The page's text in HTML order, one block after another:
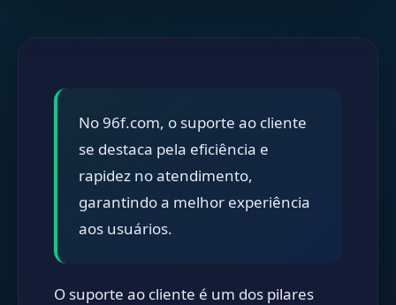
No 96f.com, o suporte ao cliente
se destaca pela eficiência e
rapidez no atendimento,
garantindo a melhor experiência
aos usuários.
O suporte ao cliente é um dos pilares